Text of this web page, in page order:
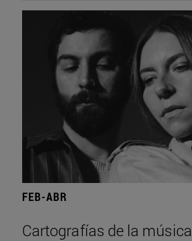
FEB-ABR
Cartografías de la música